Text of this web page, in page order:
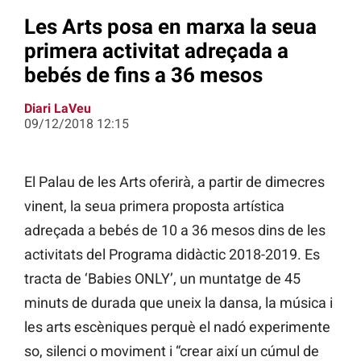
Les Arts posa en marxa la seua
primera activitat adreçada a
bebés de fins a 36 mesos
Diari LaVeu
09/12/2018 12:15
El Palau de les Arts oferirà, a partir de dimecres
vinent, la seua primera proposta artística
adreçada a bebés de 10 a 36 mesos dins de les
activitats del Programa didàctic 2018-2019. Es
tracta de ‘Babies ONLY’, un muntatge de 45
minuts de durada que uneix la dansa, la música i
les arts escèniques perquè el nadó experimente
so, silenci o moviment i “crear així un cúmul de